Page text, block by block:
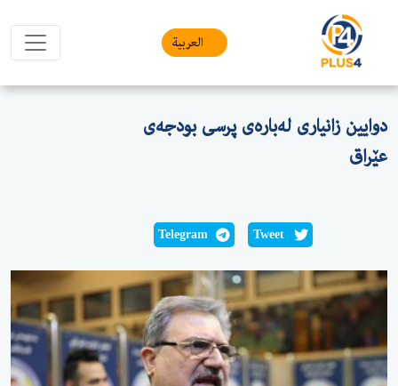
العربیة
دوایین زانیاری لەبارەی پرسی بودجەی
عێراق
Tweet
Telegram